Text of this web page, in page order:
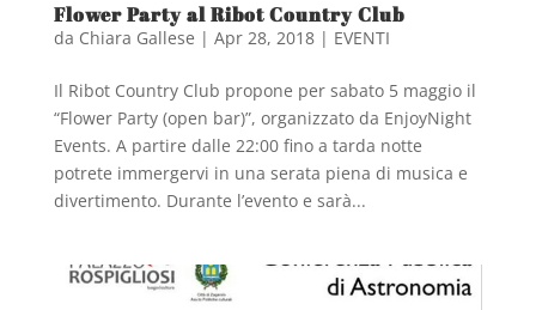
Flower Party al Ribot Country Club
da Chiara Gallese | Apr 28, 2018| EVENTI
Il Ribot Country Club propone per sabato 5 maggio il
“Flower Party (open bar)”, organizzato da EnjoyNight
Events. A partire dalle 22:00 fino a tarda notte
potrete immergervi in una serata piena di musica e
divertimento. Durante l’evento e sarà...